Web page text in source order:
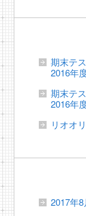
期末テ
2016年
期末テ
2016年
リオオ
2017年8